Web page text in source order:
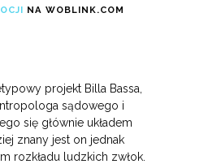
NA WOBLINK.COM
projekt Billa Bassa,
sądowego i
się głównie układem
znany jest on jednak
rozkładu ludzkich zwłok.